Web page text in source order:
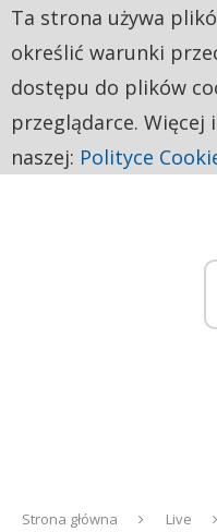
Strona główna Live
Ta strona używa
określić warunki
dostępu do plików
przeglądarce.
naszej: Polityce